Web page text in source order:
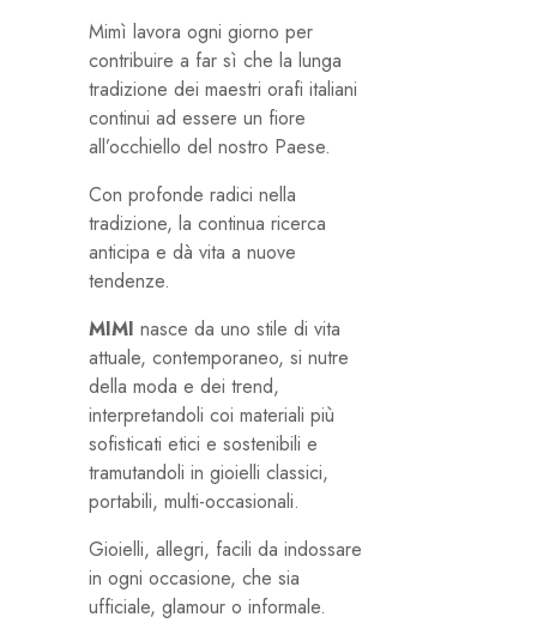
Mimì lavora ogni giorno per
contribuire a far sì che la lunga
tradizione dei maestri orafi italiani
continui ad essere un fiore
all’occhiello del nostro Paese.
Con profonde radici nella
tradizione, la continua ricerca
anticipa e dà vita a nuove
tendenze.
MIMI nasce da uno stile di vita
attuale, contemporaneo, si nutre
della moda e dei trend,
interpretandoli coi materiali più
sofisticati etici e sostenibili e
tramutandoli in gioielli classici,
portabili, multi-occasionali.
Gioielli, allegri, facili da indossare
in ogni occasione, che sia
ufficiale, glamour o informale.